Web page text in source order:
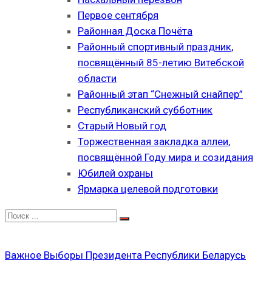
Первое сентября
Районная Доска Почёта
Районный спортивный праздник,
посвящённый 85-летию Витебской
области
Районный этап “Снежный снайпер”
Республиканский субботник
Старый Новый год
Торжественная закладка аллеи,
посвящённой Году мира и созидания
Юбилей охраны
Ярмарка целевой подготовки
Важное Выборы Президента Республики Беларусь